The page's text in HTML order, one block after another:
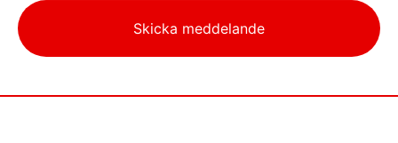
Alternative:
Skicka meddelande